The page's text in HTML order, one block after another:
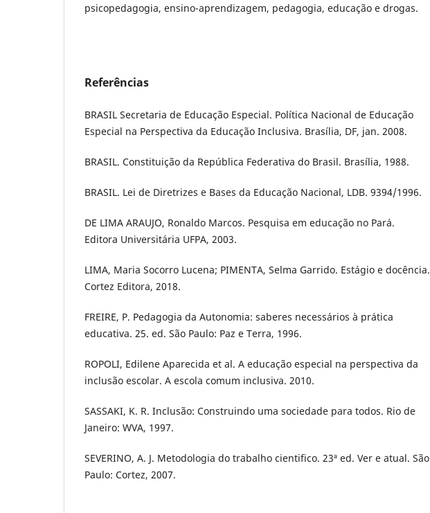
psicopedagogia, ensino-aprendizagem, pedagogia, educação e drogas.
Referências
BRASIL Secretaria de Educação Especial. Política Nacional de Educação
Especial na Perspectiva da Educação Inclusiva. Brasília, DF, jan. 2008.
BRASIL. Constituição da República Federativa do Brasil. Brasília, 1988.
BRASIL. Lei de Diretrizes e Bases da Educação Nacional, LDB. 9394/1996.
DE LIMA ARAUJO, Ronaldo Marcos. Pesquisa em educação no Pará.
Editora Universitária UFPA, 2003.
LIMA, Maria Socorro Lucena; PIMENTA, Selma Garrido. Estágio e docência.
Cortez Editora, 2018.
FREIRE, P. Pedagogia da Autonomia: saberes necessários à prática
educativa. 25. ed. São Paulo: Paz e Terra, 1996.
ROPOLI, Edilene Aparecida et al. A educação especial na perspectiva da
inclusão escolar. A escola comum inclusiva. 2010.
SASSAKI, K. R. Inclusão: Construindo uma sociedade para todos. Rio de
Janeiro: WVA, 1997.
SEVERINO, A. J. Metodologia do trabalho cientifico. 23ª ed. Ver e atual. São
Paulo: Cortez, 2007.